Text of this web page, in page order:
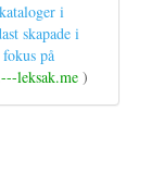
i
skapade i
på
leksak.me )